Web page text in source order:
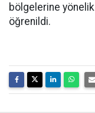
bölgelerine yönelik
öğrenildi.